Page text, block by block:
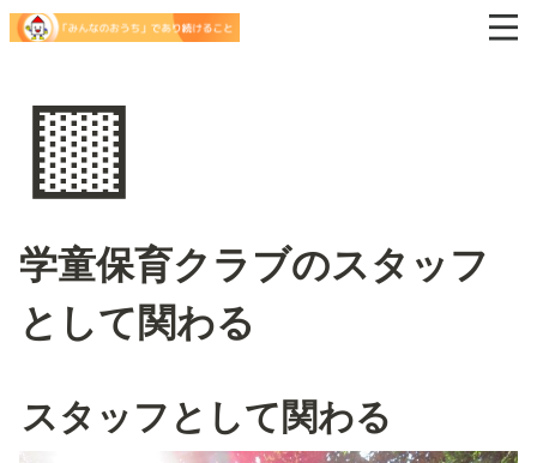
🟨
学童保育クラブのスタッフ
として関わる
スタッフとして関わる